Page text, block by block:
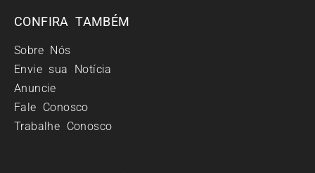
CONFIRA TAMBÉM
Sobre Nós
Envie sua Notícia
Anuncie
Fale Conosco
Trabalhe Conosco